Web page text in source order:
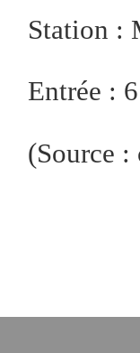
Station :
Entrée :
(Source